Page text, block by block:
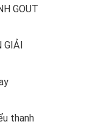
GOUT
GIẢI
thanh